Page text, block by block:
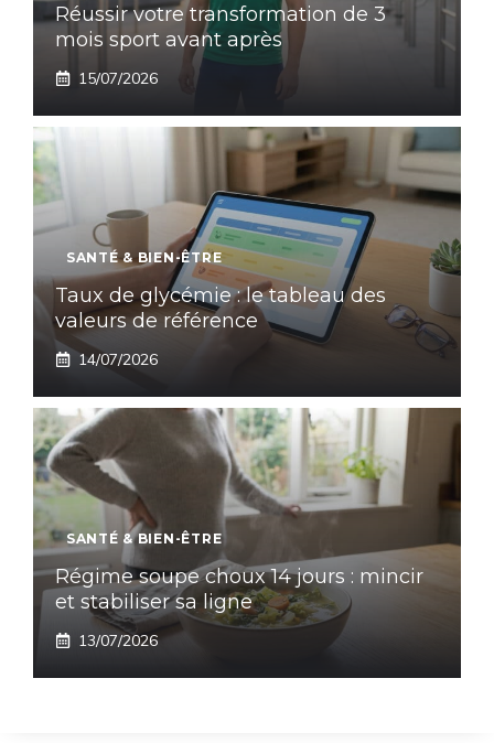
Réussir votre transformation de 3
mois sport avant après
15/07/2026
SANTÉ & BIEN-ÊTRE
Taux de glycémie : le tableau des
valeurs de référence
14/07/2026
SANTÉ & BIEN-ÊTRE
Régime soupe choux 14 jours : mincir
et stabiliser sa ligne
13/07/2026